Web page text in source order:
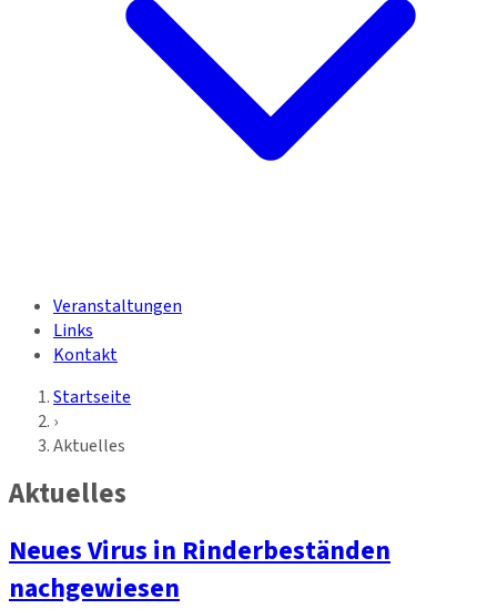
Veranstaltungen
Links
Kontakt
Startseite
›
Aktuelles
Aktuelles
Neues Virus in Rinderbeständen
nachgewiesen